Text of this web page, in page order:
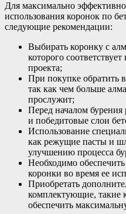
Для максимально
использования коронок по
следующие рекомендации:
Выбирать коронку с
которого
проекта;
При покупке обратить
так как чем больше
прослужит;
Перед началом бурения
и победитовые слои
Использование
как режущие пасты и
улучшению процесса
Необходимо
коронки во время ее
Приобретать
комплектующие, такие
обеспечить